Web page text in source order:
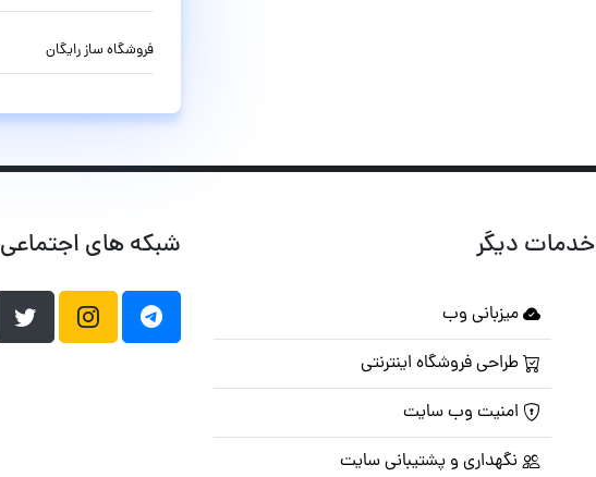
فروشگاه ساز رایگان
خدمات دیگر
میزبانی وب
طراحی فروشگاه اینترنتی
امنیت وب سایت
نگهداری و پشتیبانی سایت
شبکه های اجتماعی